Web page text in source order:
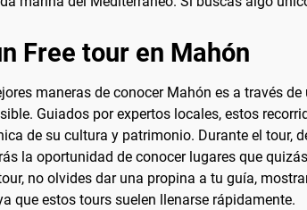
Free tour en Mahón
maneras de conocer Mahón es a través
Guiados por expertos locales, estos
de su cultura y patrimonio. Durante el
la oportunidad de conocer lugares que
no olvides dar una propina a tu guía,
que estos tours suelen llenarse rápidamente.